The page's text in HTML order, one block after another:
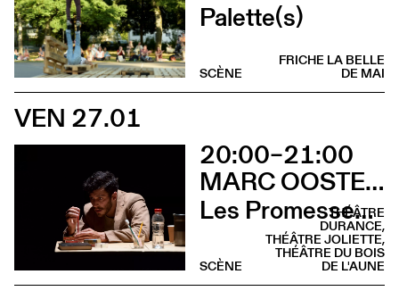
Palette(s)
FRICHE LA BELLE
DE MAI
SCÈNE
VEN 27.01
20:00–21:00
MARC OOSTERHOFF
Les Promesses de l’incertitude
THÉÂTRE
DURANCE,
THÉÂTRE JOLIETTE,
THÉÂTRE DU BOIS
DE L'AUNE
SCÈNE